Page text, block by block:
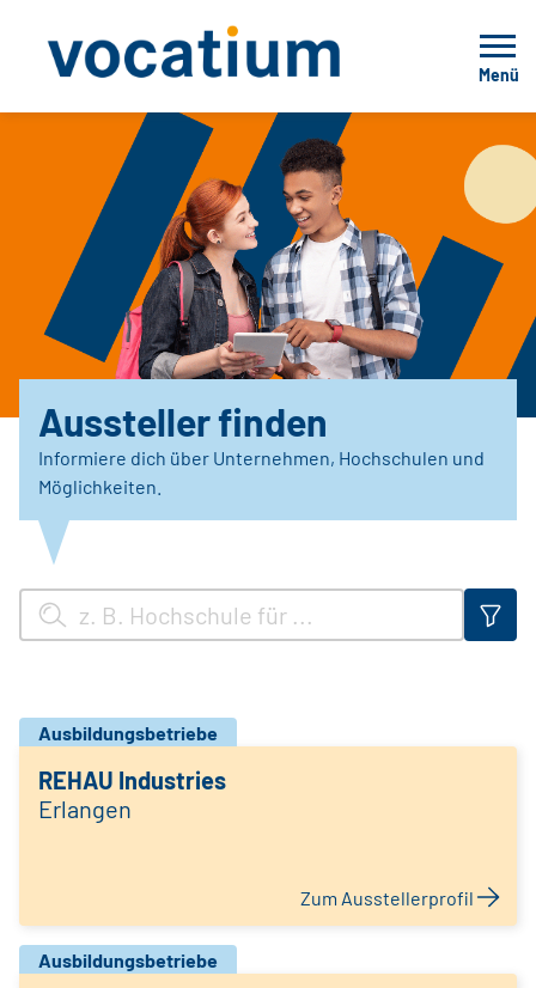
Menü
Aussteller finden
Informiere dich über Unternehmen, Hochschulen und
Möglichkeiten.
Ausbildungsbetriebe
REHAU Industries
Erlangen
Zum Ausstellerprofil
Ausbildungsbetriebe